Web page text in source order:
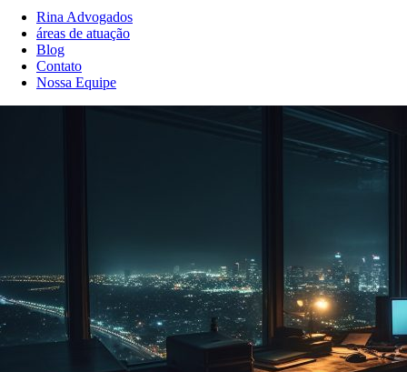
Rina Advogados
áreas de atuação
Blog
Contato
Nossa Equipe